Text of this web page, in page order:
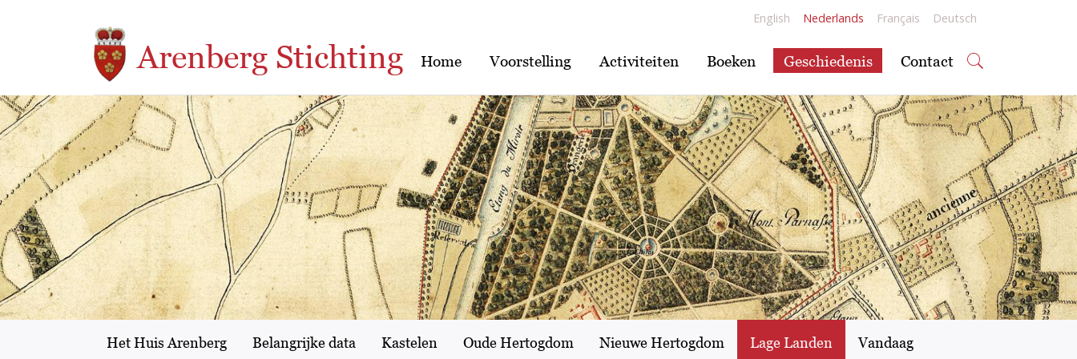
English Nederlands Français Deutsch
Arenberg Stichting Home Voorstelling Activiteiten Boeken Geschiedenis Contact
Het Huis Arenberg Belangrijke data Kastelen Oude Hertogdom Nieuwe Hertogdom Lage Landen Vandaag